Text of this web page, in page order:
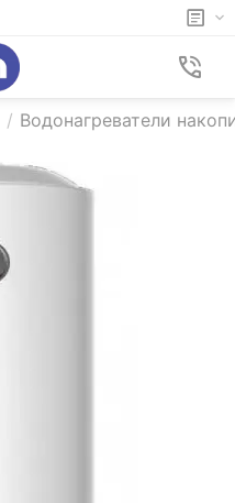
/ Водонагреватели